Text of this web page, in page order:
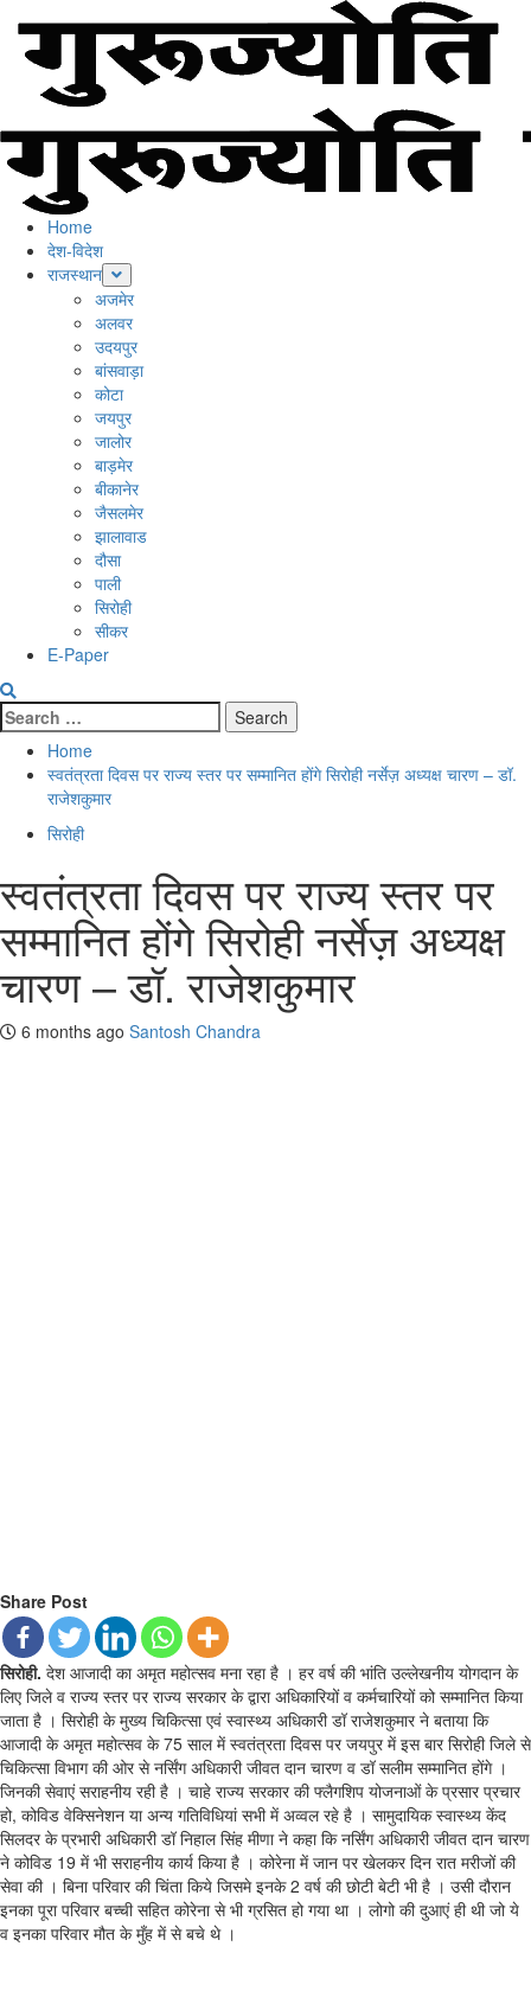
content
Menu
Home
देश-विदेश
राजस्थान
अजमेर
अलवर
उदयपुर
बांसवाड़ा
कोटा
जयपुर
जालोर
बाड़मेर
बीकानेर
जैसलमेर
झालावाड
दौसा
पाली
सिरोही
सीकर
E-Paper
Search
for:
Home
स्वतंत्रता दिवस पर राज्य स्तर पर सम्मानित होंगे सिरोही नर्सेज़ अध्यक्ष चारण – डॉ.
राजेशकुमार
सिरोही
स्वतंत्रता दिवस पर राज्य स्तर पर
सम्मानित होंगे सिरोही नर्सेज़ अध्यक्ष
चारण – डॉ. राजेशकुमार
6 months ago Santosh Chandra
Share Post
सिरोही. देश आजादी का अमृत महोत्सव मना रहा है । हर वर्ष की भांति उल्लेखनीय योगदान के
लिए जिले व राज्य स्तर पर राज्य सरकार के द्वारा अधिकारियों व कर्मचारियों को सम्मानित किया
जाता है । सिरोही के मुख्य चिकित्सा एवं स्वास्थ्य अधिकारी डॉ राजेशकुमार ने बताया कि
आजादी के अमृत महोत्सव के 75 साल में स्वतंत्रता दिवस पर जयपुर में इस बार सिरोही जिले से
चिकित्सा विभाग की ओर से नर्सिंग अधिकारी जीवत दान चारण व डॉ सलीम सम्मानित होंगे ।
जिनकी सेवाएं सराहनीय रही है । चाहे राज्य सरकार की फ्लैगशिप योजनाओं के प्रसार प्रचार
हो, कोविड वेक्सिनेशन या अन्य गतिविधियां सभी में अव्वल रहे है । सामुदायिक स्वास्थ्य केंद
सिलदर के प्रभारी अधिकारी डॉ निहाल सिंह मीणा ने कहा कि नर्सिंग अधिकारी जीवत दान चारण
ने कोविड 19 में भी सराहनीय कार्य किया है । कोरेना में जान पर खेलकर दिन रात मरीजों की
सेवा की । बिना परिवार की चिंता किये जिसमे इनके 2 वर्ष की छोटी बेटी भी है । उसी दौरान
इनका पूरा परिवार बच्ची सहित कोरेना से भी ग्रसित हो गया था । लोगो की दुआएं ही थी जो ये
व इनका परिवार मौत के मुँह में से बचे थे ।